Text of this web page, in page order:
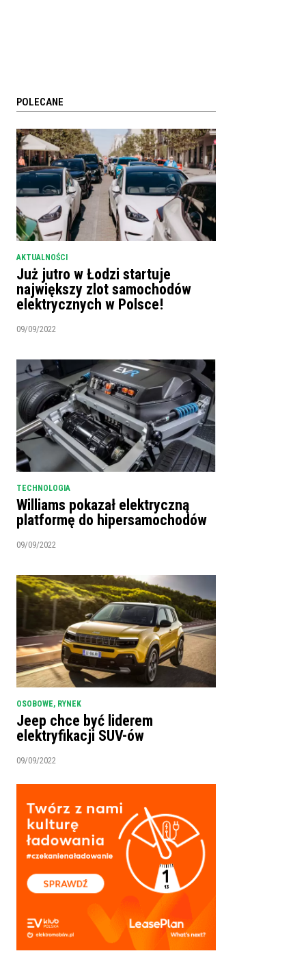
POLECANE
AKTUALNOŚCI
Już jutro w Łodzi startuje
największy zlot samochodów
elektrycznych w Polsce!
09/09/2022
TECHNOLOGIA
Williams pokazał elektryczną
platformę do hipersamochodów
09/09/2022
OSOBOWE, RYNEK
Jeep chce być liderem
elektryfikacji SUV-ów
09/09/2022